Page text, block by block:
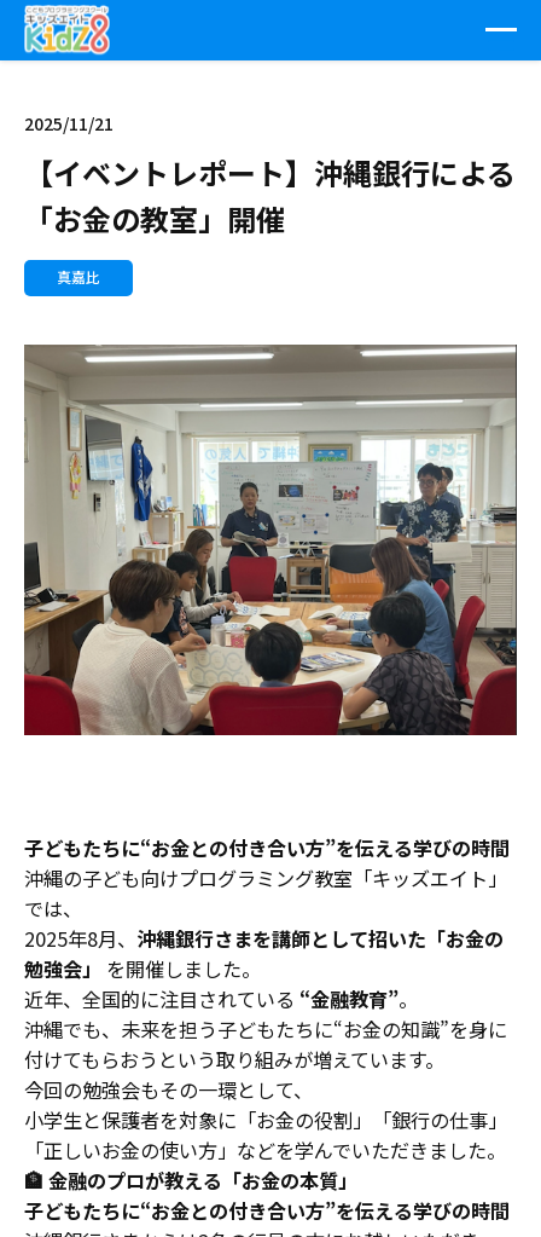
2025/11/21
【イベントレポート】沖縄銀行による
「お金の教室」開催
真嘉比
子どもたちに“お金との付き合い方”を伝える学びの時間
沖縄の子ども向けプログラミング教室「キッズエイト」
では、
2025年8月、 沖縄銀行さまを講師として招いた「お金の
勉強会」
を開催しました。
近年、全国的に注目されている “金融教育”。
沖縄でも、未来を担う子どもたちに“お金の知識”を身に
付けてもらおうという取り組みが増えています。
今回の勉強会もその一環として、
小学生と保護者を対象に「お金の役割」「銀行の仕事」
「正しいお金の使い方」などを学んでいただきました。
🏦 金融のプロが教える「お金の本質」
子どもたちに“お金との付き合い方”を伝える学びの時間